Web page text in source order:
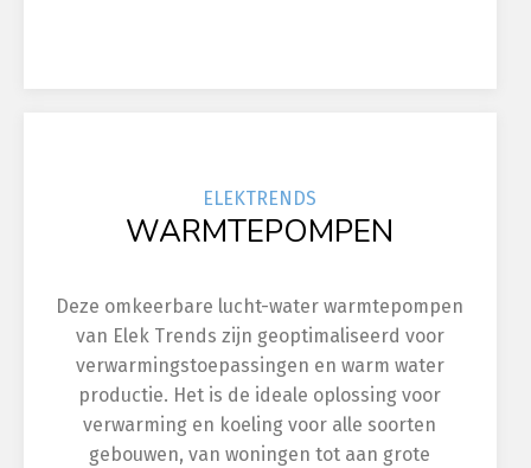
ELEKTRENDS
WARMTEPOMPEN
Deze omkeerbare lucht-water warmtepompen
van Elek Trends zijn geoptimaliseerd voor
verwarmingstoepassingen en warm water
productie. Het is de ideale oplossing voor
verwarming en koeling voor alle soorten
gebouwen, van woningen tot aan grote